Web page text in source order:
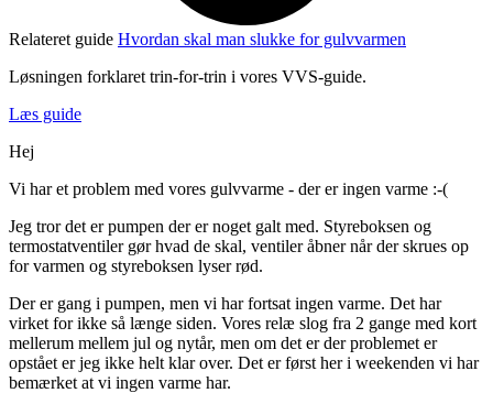
Relateret guide Hvordan skal man slukke for gulvvarmen
Løsningen forklaret trin-for-trin i vores VVS-guide.
Læs guide
Hej
Vi har et problem med vores gulvvarme - der er ingen varme :-(
Jeg tror det er pumpen der er noget galt med. Styreboksen og
termostatventiler gør hvad de skal, ventiler åbner når der skrues op
for varmen og styreboksen lyser rød.
Der er gang i pumpen, men vi har fortsat ingen varme. Det har
virket for ikke så længe siden. Vores relæ slog fra 2 gange med kort
mellerum mellem jul og nytår, men om det er der problemet er
opstået er jeg ikke helt klar over. Det er først her i weekenden vi har
bemærket at vi ingen varme har.